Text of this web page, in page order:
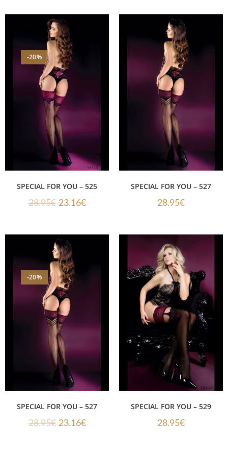
-20%
SPECIAL FOR YOU – 525
28.95€ 23.16€
SPECIAL FOR YOU – 527
28.95€
-20%
SPECIAL FOR YOU – 527
28.95€ 23.16€
SPECIAL FOR YOU – 529
28.95€